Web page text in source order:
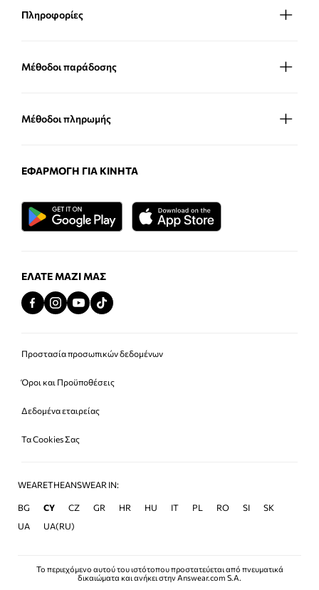
Πληροφορίες
Μέθοδοι παράδοσης
Μέθοδοι πληρωμής
ΕΦΑΡΜΟΓΉ ΓΙΑ ΚΙΝΗΤΆ
ΕΛΆΤΕ ΜΑΖΊ ΜΑΣ
Προστασία προσωπικών δεδομένων
Όροι και Προϋποθέσεις
Δεδομένα εταιρείας
Τα Cookies Σας
WEARETHEANSWEAR IN:
BG CY CZ GR HR HU IT PL RO SI
SK
UA
UA(RU)
Το περιεχόμενο αυτού του ιστότοπου προστατεύεται από πνευματικά
δικαιώματα και ανήκει στην Answear.com S.A.